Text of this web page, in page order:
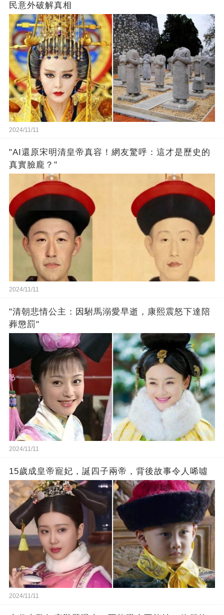
民意外破解真相
2024/11/11
"AI還原宋明清皇帝真容！網友驚呼：這才是歷史的
真實臉龐？"
2024/11/11
"清朝悲情公主：因駙馬溺愛早逝，康熙震怒下達陪
葬懲罰"
2024/11/11
15歲成皇帝寵妃，誕四子兩帝，背後故事令人唏噓
2024/11/11